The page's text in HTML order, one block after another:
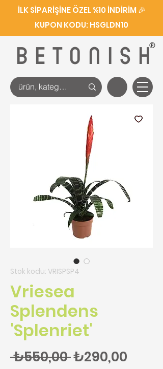
BETONISH
®
İLK SİPARİŞİNE ÖZEL %10 İNDİRİM 🎉
KUPON KODU: HSGLDN10
Stok kodu: VRISPSP4
Vriesea
Splendens
'Splenriet'
₺550,00 Normal Fiyat
₺290,00